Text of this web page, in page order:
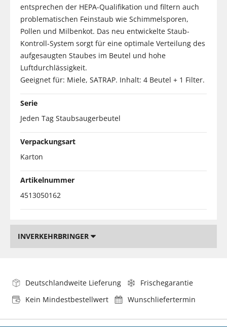
entsprechen der HEPA-Qualifikation und filtern auch
problematischen Feinstaub wie Schimmelsporen,
Pollen und Milbenkot. Das neu entwickelte Staub-
Kontroll-System sorgt für eine optimale Verteilung des
aufgesaugten Staubes im Beutel und hohe
Luftdurchlässigkeit.
Geeignet für: Miele, SATRAP. Inhalt: 4 Beutel + 1 Filter.
Serie
Jeden Tag Staubsaugerbeutel
Verpackungsart
Karton
Artikelnummer
4513050162
INVERKEHRBRINGER
Deutschlandweite Lieferung
Frischegarantie
Kein Mindestbestellwert
Wunschliefertermin